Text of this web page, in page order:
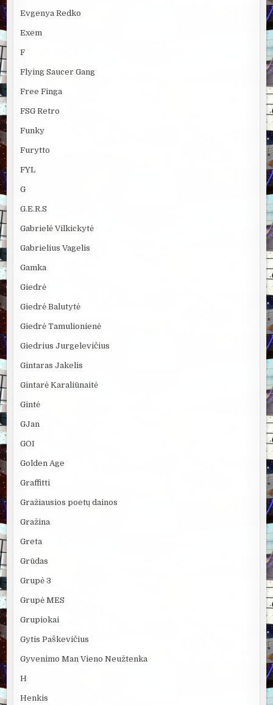
Evgenya Redko
Exem
F
Flying Saucer Gang
Free Finga
FSG Retro
Funky
Furytto
FYL
G
G.E.R.S
Gabrielė Vilkickytė
Gabrielius Vagelis
Gamka
Giedrė
Giedrė Balutytė
Giedrė Tamulionienė
Giedrius Jurgelevičius
Gintaras Jakelis
Gintarė Karaliūnaitė
Gintė
GJan
GOI
Golden Age
Graffitti
Gražiausios poetų dainos
Gražina
Greta
Grūdas
Grupė 3
Grupė MES
Grupiokai
Gytis Paškevičius
Gyvenimo Man Vieno Neužtenka
H
Henkis